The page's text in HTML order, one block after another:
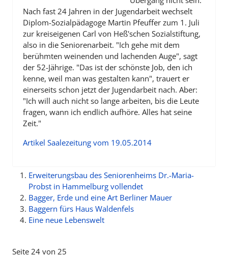
Nach fast 24 Jahren in der Jugendarbeit wechselt
Diplom-Sozialpädagoge Martin Pfeuffer zum 1. Juli
zur kreiseigenen Carl von Heß'schen Sozialstiftung,
also in die Seniorenarbeit. "Ich gehe mit dem
berühmten weinenden und lachenden Auge", sagt
der 52-Jährige. "Das ist der schönste Job, den ich
kenne, weil man was gestalten kann", trauert er
einerseits schon jetzt der Jugendarbeit nach. Aber:
"Ich will auch nicht so lange arbeiten, bis die Leute
fragen, wann ich endlich aufhöre. Alles hat seine
Zeit."
Artikel Saalezeitung vom 19.05.2014
Erweiterungsbau des Seniorenheims Dr.-Maria-
Probst in Hammelburg vollendet
Bagger, Erde und eine Art Berliner Mauer
Baggern fürs Haus Waldenfels
Eine neue Lebenswelt
Seite 24 von 25